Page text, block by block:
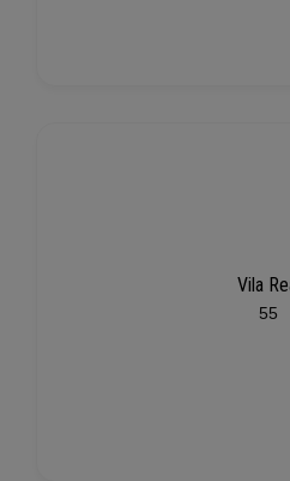
Vila
55